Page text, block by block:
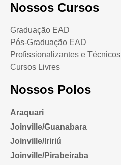
Nossos Cursos
Graduação EAD
Pós-Graduação EAD
Profissionalizantes e Técnicos
Cursos Livres
Nossos Polos
Araquari
Joinville/Guanabara
Joinville/Iririú
Joinville/Pirabeiraba